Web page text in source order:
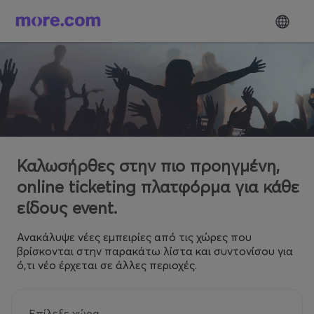
Καλωσήρθες στην πιο προηγμένη,
online ticketing πλατφόρμα για κάθε
είδους event.
Ανακάλυψε νέες εμπειρίες από τις χώρες που
βρίσκονται στην παρακάτω λίστα και συντονίσου για
ό,τι νέο έρχεται σε άλλες περιοχές.